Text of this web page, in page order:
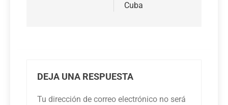
Cuba
DEJA UNA RESPUESTA
Tu dirección de correo electrónico no será